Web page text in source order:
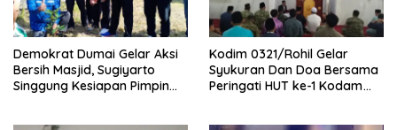
Demokrat Dumai Gelar Aksi
Bersih Masjid, Sugiyarto
Singgung Kesiapan Pimpin
Kodim 0321/Rohil Gelar
Syukuran Dan Doa Bersama
Peringati HUT ke-1 Kodam